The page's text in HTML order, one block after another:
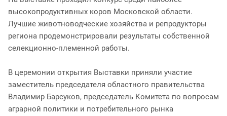
высокопродуктивных коров Московской области.
Лучшие животноводческие хозяйства и репродукторы
региона продемонстрировали результаты собственной
селекционно-племенной работы.
В церемонии открытия Выставки приняли участие
заместитель председателя областного правительства
Владимир Барсуков, председатель Комитета по вопросам
аграрной политики и потребительного рынка